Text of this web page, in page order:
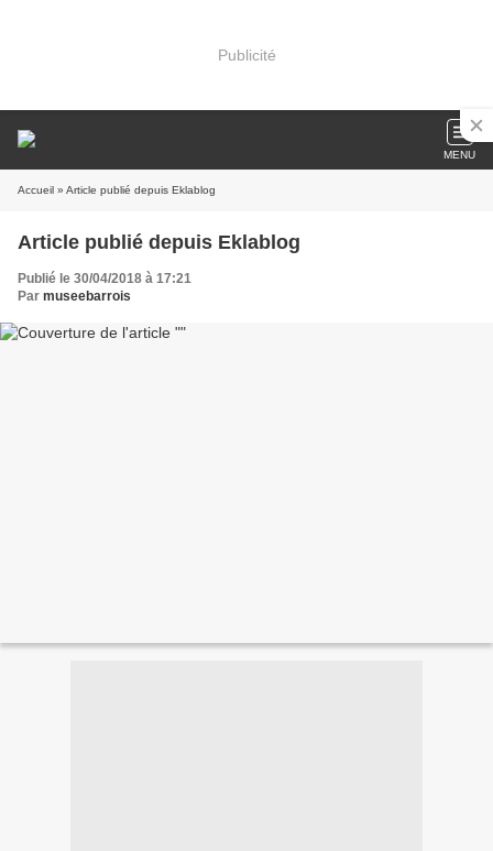
Publicité
MENU
Accueil » Article publié depuis Eklablog
Article publié depuis Eklablog
Publié le 30/04/2018 à 17:21
Par museebarrois